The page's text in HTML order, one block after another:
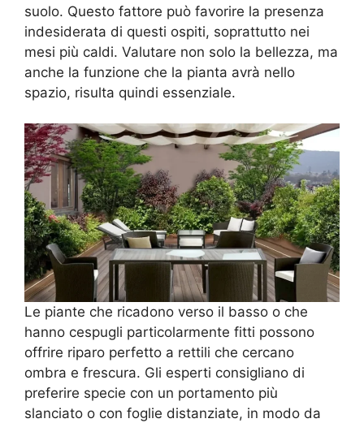
suolo. Questo fattore può favorire la presenza
indesiderata di questi ospiti, soprattutto nei
mesi più caldi. Valutare non solo la bellezza, ma
anche la funzione che la pianta avrà nello
spazio, risulta quindi essenziale.
Le piante che ricadono verso il basso o che
hanno cespugli particolarmente fitti possono
offrire riparo perfetto a rettili che cercano
ombra e frescura. Gli esperti consigliano di
preferire specie con un portamento più
slanciato o con foglie distanziate, in modo da